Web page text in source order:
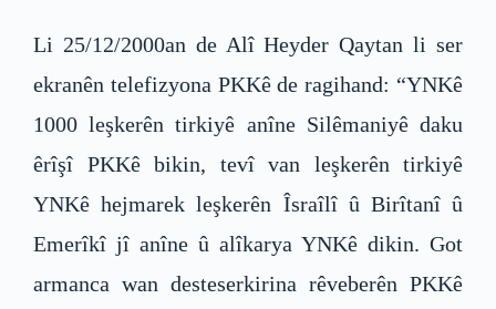
Li 25/12/2000an de Alî Heyder Qaytan li ser
ekranên telefizyona PKKê de ragihand: “YNKê
1000 leşkerên tirkiyê anîne Silêmaniyê daku
êrîşî PKKê bikin, tevî van leşkerên tirkiyê
YNKê hejmarek leşkerên Îsraîlî û Birîtanî û
Emerîkî jî anîne û alîkarya YNKê dikin. Got
armanca wan desteserkirina rêveberên PKKê